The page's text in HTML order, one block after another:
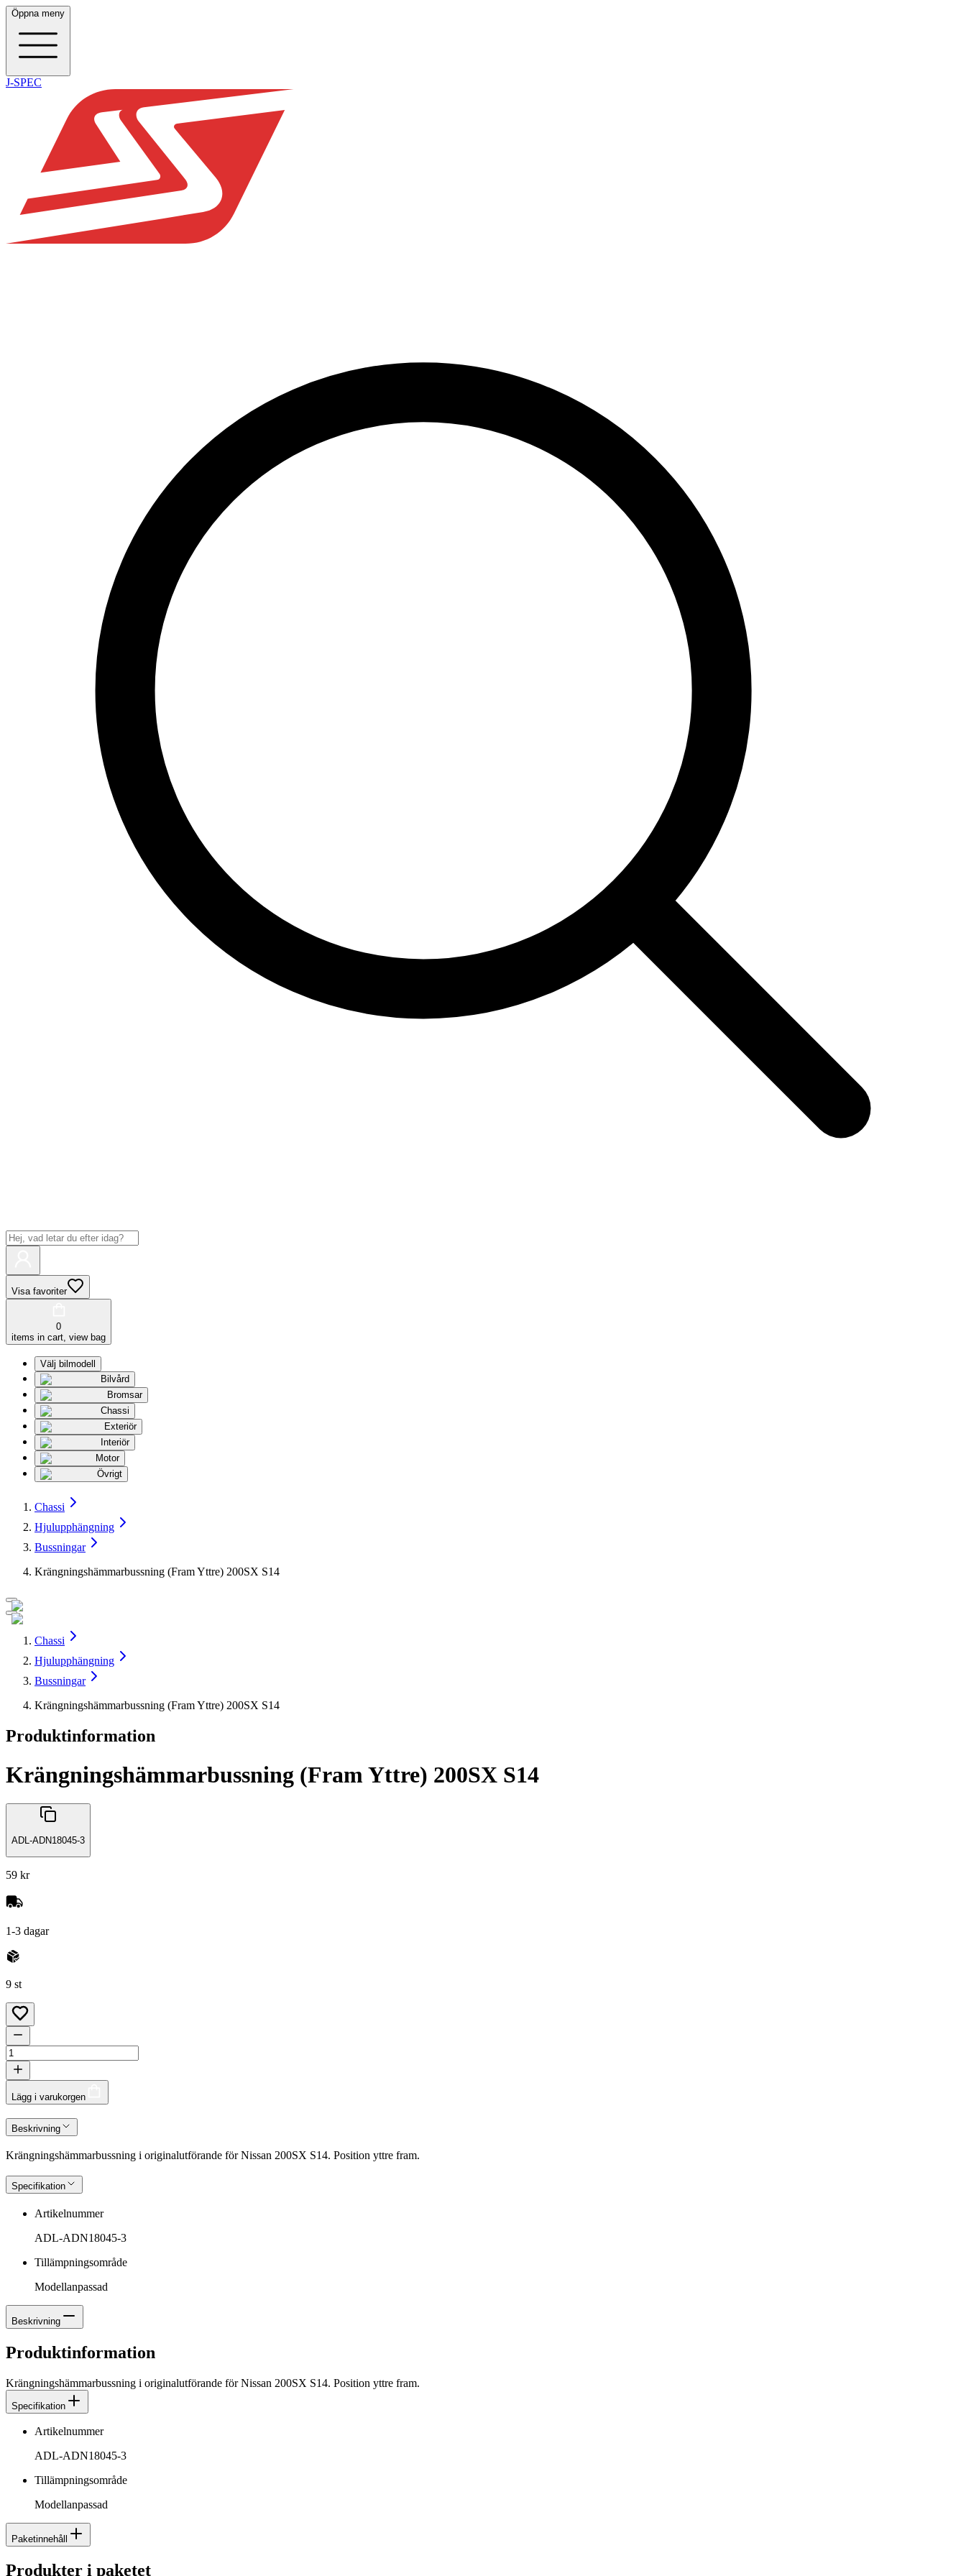
Öppna meny
J-SPEC
Visa favoriter
0
items in cart, view bag
Välj bilmodell
Bilvård
Bromsar
Chassi
Exteriör
Interiör
Motor
Övrigt
Chassi
Hjulupphängning
Bussningar
Krängningshämmarbussning (Fram Yttre) 200SX S14
Chassi
Hjulupphängning
Bussningar
Krängningshämmarbussning (Fram Yttre) 200SX S14
Produktinformation
Krängningshämmarbussning (Fram Yttre) 200SX S14
ADL-ADN18045-3
59 kr
1-3 dagar
9 st
Lägg i varukorgen
Beskrivning
Krängningshämmarbussning i originalutförande för Nissan 200SX S14. Position yttre fram.
Specifikation
Artikelnummer
ADL-ADN18045-3
Tillämpningsområde
Modellanpassad
Beskrivning
Produktinformation
Krängningshämmarbussning i originalutförande för Nissan 200SX S14. Position yttre fram.
Specifikation
Artikelnummer
ADL-ADN18045-3
Tillämpningsområde
Modellanpassad
Paketinnehåll
Produkter i paketet